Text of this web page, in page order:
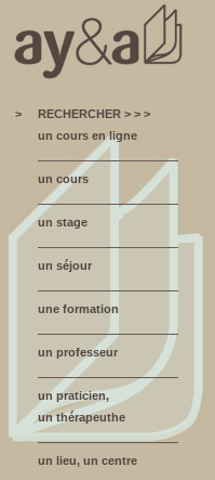
>
RECHERCHER > > >
un cours en ligne
un cours
un stage
un séjour
une formation
un professeur
un praticien,
un thérapeuthe
un lieu, un centre